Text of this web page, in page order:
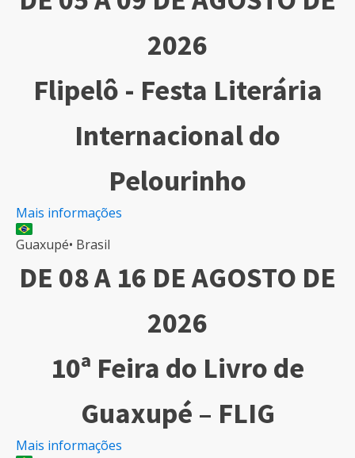
2026
Flipelô - Festa Literária
Internacional do
Pelourinho
Mais informações
Guaxupé• Brasil
DE 08 A 16 DE AGOSTO DE
2026
10ª Feira do Livro de
Guaxupé – FLIG
Mais informações